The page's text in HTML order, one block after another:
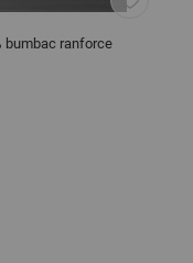
bumbac ranforce